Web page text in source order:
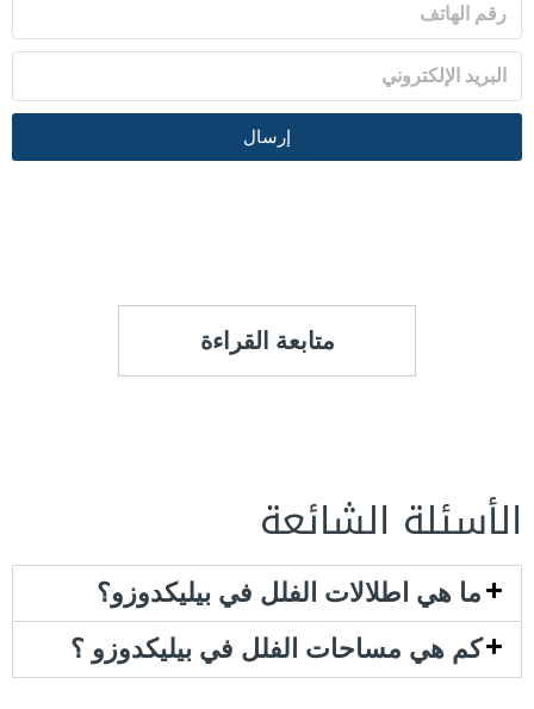
إرسال
متابعة القراءة
الأسئلة الشائعة
ما هي اطلالات الفلل في بيليكدوزو؟
كم هي مساحات الفلل في بيليكدوزو ؟